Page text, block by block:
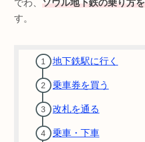
でわ、 ソウル地下鉄の乗り方
す。
地下鉄駅に行く
乗車券を買う
改札を通る
乗車・下車